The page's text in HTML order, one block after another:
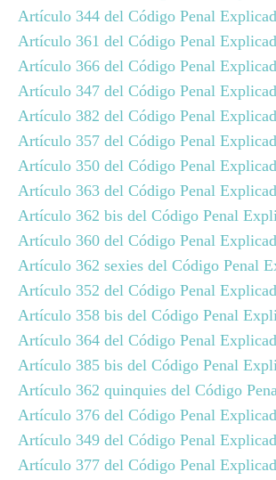
Artículo 344 del Código Penal
Artículo 361 del Código Penal
Artículo 366 del Código Penal
Artículo 347 del Código Penal
Artículo 382 del Código Penal
Artículo 357 del Código Penal
Artículo 350 del Código Penal
Artículo 363 del Código Penal
Artículo 362 bis del Código Penal
Artículo 360 del Código Penal
Artículo 362 sexies del Código Penal
Artículo 352 del Código Penal
Artículo 358 bis del Código Penal
Artículo 364 del Código Penal
Artículo 385 bis del Código Penal
Artículo 362 quinquies del Código
Artículo 376 del Código Penal
Artículo 349 del Código Penal
Artículo 377 del Código Penal